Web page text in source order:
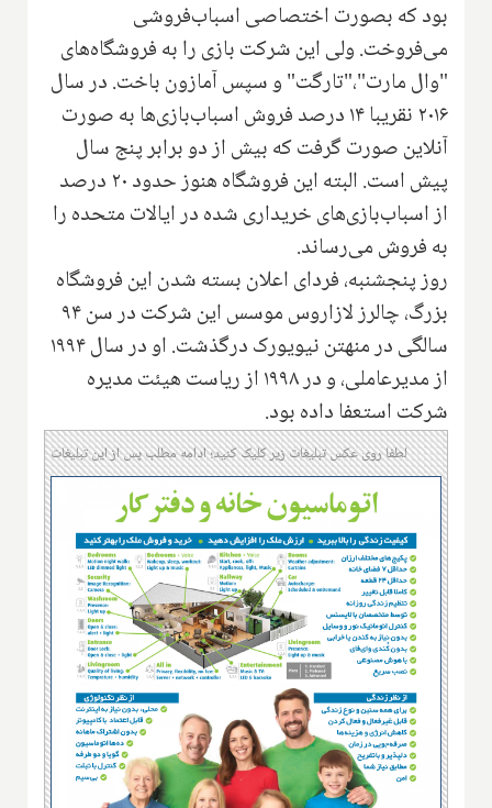
بود که بصورت اختصاصی اسباب‌فروشی
می‌فروخت‌. ولی این شرکت بازی را به فروشگاه‌های
"وال مارت"،"تارگت" و سپس آمازون باخت. در سال
۲۰۱۶ نقریبا ۱۴ درصد فروش اسباب‌بازی‌ها به صورت
آنلاین صورت گرفت که بیش از دو برابر پنج سال
پیش است. البته این فروشگاه هنوز حدود ۲۰ درصد
از اسباب‌بازی‌های خریداری شده در ایالات متحده را
به فروش می‌رساند.
روز پنجشنبه، فردای اعلان بسته شدن این فروشگاه
بزرگ، چالرز لازاروس موسس این شرکت در سن ۹۴
سالگی در منهتن نیویورک درگذشت. او در سال ۱۹۹۴
از مدیرعاملی، و در ۱۹۹۸ از ریاست هیئت مدیره
شرکت استعفا داده بود.
لطفا روی عکس تبلیغات زیر کلیک کنید؛ ادامه مطلب پس از این تبلیغات